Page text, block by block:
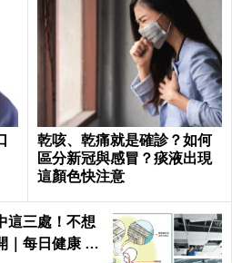
乾咳、乾痛就是確診？如何
區分新冠與感冒？痰液出現
這顏色快注意
這三處！不想
｜每日健康 He